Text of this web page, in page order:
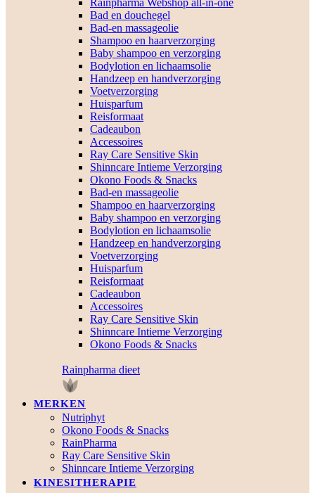
Bad en douchegel
Bad-en massageolie
Shampoo en haarverzorging
Baby shampoo en verzorging
Bodylotion en lichaamsolie
Handzeep en handverzorging
Voetverzorging
Huisparfum
Reisformaat
Cadeaubon
Accessoires
Ray Care Sensitive Skin
Shinncare Intieme Verzorging
Okono Foods & Snacks
Bad-en massageolie
Shampoo en haarverzorging
Baby shampoo en verzorging
Bodylotion en lichaamsolie
Handzeep en handverzorging
Voetverzorging
Huisparfum
Reisformaat
Cadeaubon
Accessoires
Ray Care Sensitive Skin
Shinncare Intieme Verzorging
Okono Foods & Snacks
Rainpharma dieet
MERKEN
Nutriphyt
Okono Foods & Snacks
RainPharma
Ray Care Sensitive Skin
Shinncare Intieme Verzorging
KINESITHERAPIE